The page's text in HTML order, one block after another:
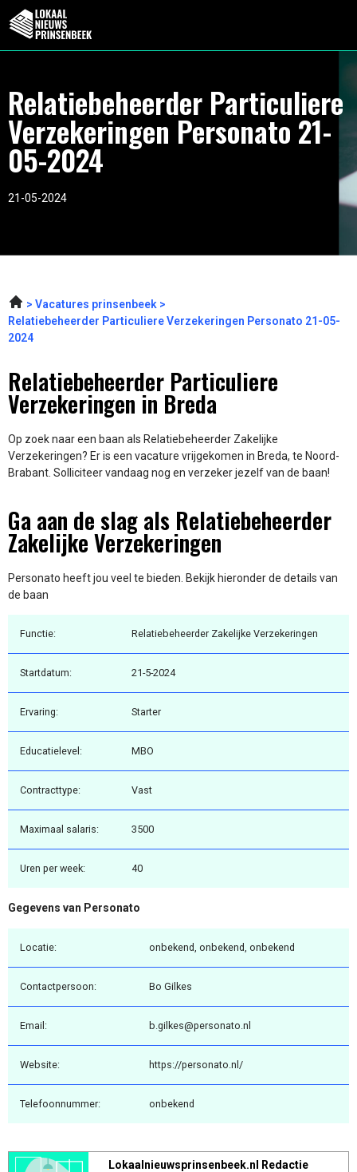
Relatiebeheerder Particuliere
Verzekeringen Personato 21-
05-2024
21-05-2024
Vacatures prinsenbeek
Relatiebeheerder Particuliere Verzekeringen Personato 21-05-
2024
Relatiebeheerder Particuliere
Verzekeringen in Breda
Op zoek naar een baan als Relatiebeheerder Zakelijke
Verzekeringen? Er is een vacature vrijgekomen in Breda, te Noord-
Brabant. Solliciteer vandaag nog en verzeker jezelf van de baan!
Ga aan de slag als Relatiebeheerder
Zakelijke Verzekeringen
Personato heeft jou veel te bieden. Bekijk hieronder de details van
de baan
Functie: Relatiebeheerder Zakelijke Verzekeringen
Startdatum: 21-5-2024
Ervaring: Starter
Educatielevel: MBO
Contracttype: Vast
Maximaal salaris: 3500
Uren per week: 40
Gegevens van Personato
Locatie: onbekend, onbekend, onbekend
Contactpersoon: Bo Gilkes
Email: b.gilkes@personato.nl
Website: https://personato.nl/
Telefoonnummer: onbekend
Lokaalnieuwsprinsenbeek.nl Redactie